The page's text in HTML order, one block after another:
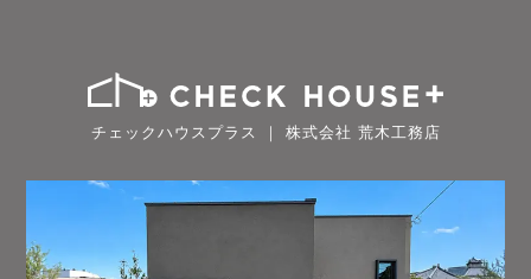
チェックハウスプラス ｜ 株式会社 荒木工務店